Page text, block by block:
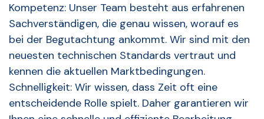
Kompetenz: Unser Team besteht aus erfahrenen
Sachverständigen, die genau wissen, worauf es
bei der Begutachtung ankommt. Wir sind mit den
neuesten technischen Standards vertraut und
kennen die aktuellen Marktbedingungen.
Schnelligkeit: Wir wissen, dass Zeit oft eine
entscheidende Rolle spielt. Daher garantieren wir